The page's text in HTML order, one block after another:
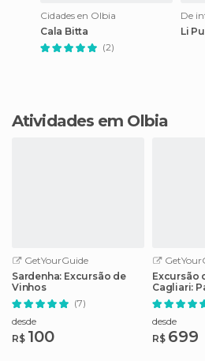
Cidades en Olbia
Cala Bitta
(2)
Li
Atividades em Olbia
GetYourGuide
Sardenha: Excursão de
Vinhos
(7)
desde
R$ 100
Excursão
Cagliari:
pelas
desde
R$ 699